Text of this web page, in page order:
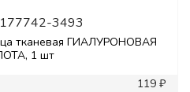
177742-3493
тканевая ГИАЛУРОНОВАЯ
1 шт
119 ₽